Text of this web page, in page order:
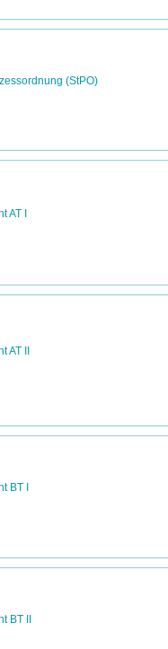
(StPO)
AT I
II
BT I
BT II